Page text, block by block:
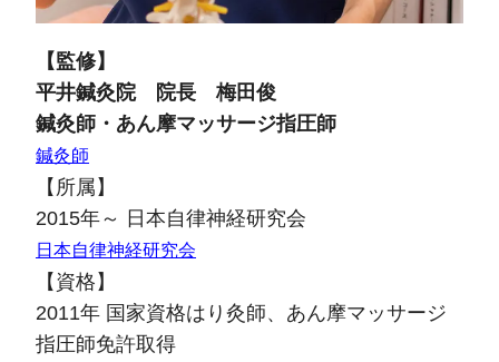
【監修】
平井鍼灸院 院長 梅田俊
鍼灸師・あん摩マッサージ指圧師
鍼灸師
【所属】
2015年～ 日本自律神経研究会
日本自律神経研究会
【資格】
2011年 国家資格はり灸師、あん摩マッサージ
指圧師免許取得